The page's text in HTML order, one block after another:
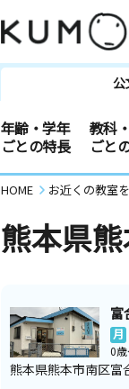
公
年齢・学年
ごとの特長
教科
ごと
HOME お近くの教室
熊本県
富
月
0
熊本県熊本市南区富